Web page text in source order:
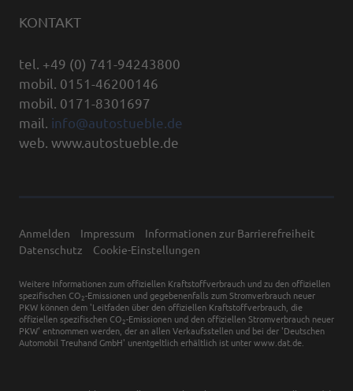
KONTAKT
tel. +49 (0) 741-94243800
mobil. 0151-46200146
mobil. 0171-8301697
mail. info@autostueble.de
web. www.autostueble.de
Anmelden Impressum
Informationen zur Barrierefreiheit
Datenschutz
Cookie-Einstellungen
Weitere Informationen zum offiziellen Kraftstoffverbrauch und zu den offiziellen
spezifischen CO 2-Emissionen und gegebenenfalls zum Stromverbrauch neuer
PKW können dem 'Leitfaden über den offiziellen Kraftstoffverbrauch, die
offiziellen spezifischen CO 2-Emissionen und den offiziellen Stromverbrauch neuer
PKW' entnommen werden, der an allen Verkaufsstellen und bei der 'Deutschen
Automobil Treuhand GmbH' unentgeltlich erhältlich ist unter www.dat.de.